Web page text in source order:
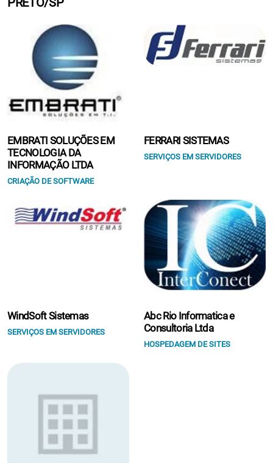
EMBRATI SOLUÇÕES EM
TECNOLOGIA DA
INFORMAÇÃO LTDA
CRIAÇÃO DE SOFTWARE
FERRARI SISTEMAS
SERVIÇOS EM SERVIDORES
WindSoft Sistemas
SERVIÇOS EM SERVIDORES
Abc Rio Informatica e
Consultoria Ltda
HOSPEDAGEM DE SITES